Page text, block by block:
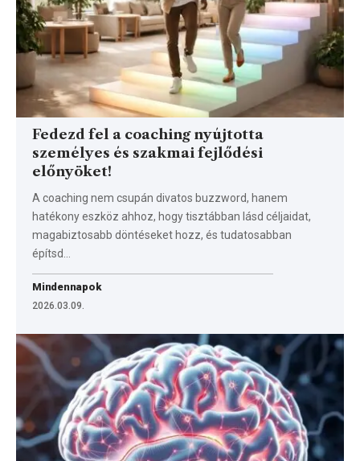
Fedezd fel a coaching nyújtotta
személyes és szakmai fejlődési
előnyöket!
A coaching nem csupán divatos buzzword, hanem
hatékony eszköz ahhoz, hogy tisztábban lásd céljaidat,
magabiztosabb döntéseket hozz, és tudatosabban
építsd…
Mindennapok
2026.03.09.